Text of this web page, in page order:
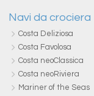
Navi da crociera
Costa Deliziosa
Costa Favolosa
Costa neoClassica
Costa neoRiviera
Mariner of the Seas